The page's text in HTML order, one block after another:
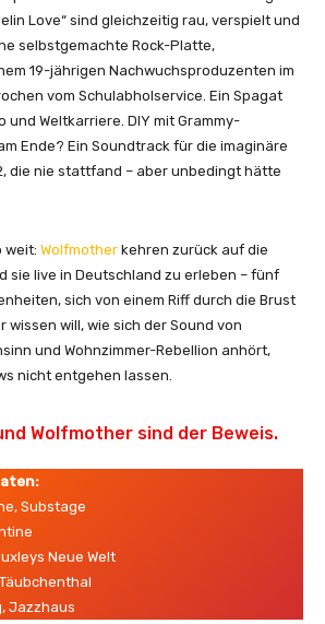
Love“ sind gleichzeitig rau, verspielt und
selbstgemachte Rock-Platte,
19-jährigen Nachwuchsproduzenten im
vom Schulabholservice. Ein Spagat
und Weltkarriere. DIY mit Grammy-
Ende? Ein Soundtrack für die imaginäre
die nie stattfand – aber unbedingt hätte
weit: Wolfmother kehren zurück auf die
sie live in Deutschland zu erleben – fünf
sich von einem Riff durch die Brust
wissen will, wie sich der Sound von
und Wohnzimmer-Rebellion anhört,
nicht entgehen lassen.
Wolfmother sind der Beweis.
Substage
Neue Welt
Jazzhaus